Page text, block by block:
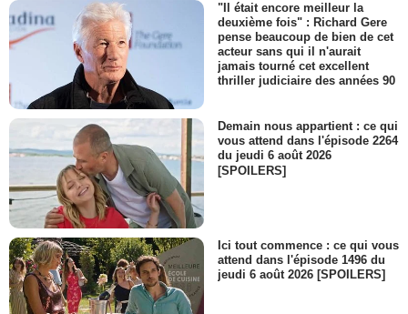
"Il était encore meilleur la
deuxième fois" : Richard Gere
pense beaucoup de bien de cet
acteur sans qui il n'aurait
jamais tourné cet excellent
thriller judiciaire des années 90
Demain nous appartient : ce qui
vous attend dans l'épisode 2264
du jeudi 6 août 2026
[SPOILERS]
Ici tout commence : ce qui vous
attend dans l'épisode 1496 du
jeudi 6 août 2026 [SPOILERS]